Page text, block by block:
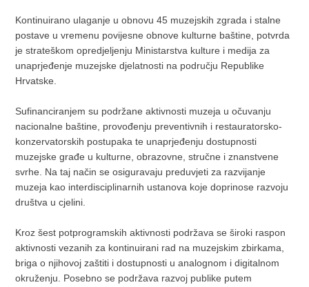
Kontinuirano ulaganje u obnovu 45 muzejskih zgrada i stalne
postave u vremenu povijesne obnove kulturne baštine, potvrda
je strateškom opredjeljenju Ministarstva kulture i medija za
unaprjeđenje muzejske djelatnosti na području Republike
Hrvatske.
Sufinanciranjem su podržane aktivnosti muzeja u očuvanju
nacionalne baštine, provođenju preventivnih i restauratorsko-
konzervatorskih postupaka te unaprjeđenju dostupnosti
muzejske građe u kulturne, obrazovne, stručne i znanstvene
svrhe. Na taj način se osiguravaju preduvjeti za razvijanje
muzeja kao interdisciplinarnih ustanova koje doprinose razvoju
društva u cjelini.
Kroz šest potprogramskih aktivnosti podržava se široki raspon
aktivnosti vezanih za kontinuirani rad na muzejskim zbirkama,
briga o njihovoj zaštiti i dostupnosti u analognom i digitalnom
okruženju. Posebno se podržava razvoj publike putem